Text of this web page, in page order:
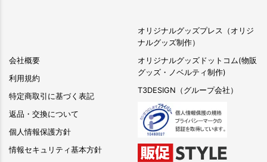
会社概要
利用規約
特定商取引に基づく表記
返品・交換について
個人情報保護方針
情報セキュリティ基本方針
オリジナルグッズプレス（オリジ
ナルグッズ制作）
オリジナルグッズドットコム(物販
グッズ・ノベルティ制作)
T3DESIGN（グループ会社）